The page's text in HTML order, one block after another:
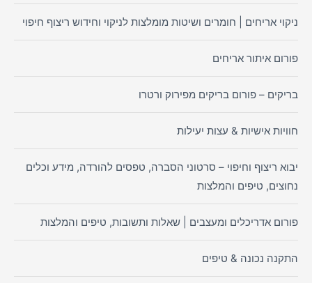
ניקוי אריחים | חומרים ושיטות מומלצות לניקוי וחידוש ריצוף חיפוי
פורום איתור אריחים
בריקים – פורום בריקים מפירוק ורטרו
חוויות אישיות & עצות יעילות
יבוא ריצוף וחיפוי – סרטוני הסברה, טפסים להורדה, מידע וכלים
נחוצים, טיפים והמלצות
פורום אדריכלים ומעצבים | שאלות ותשובות, טיפים והמלצות
התקנה נכונה & טיפים